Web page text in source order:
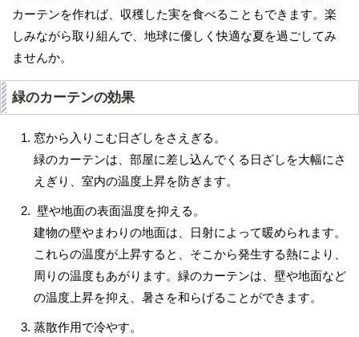
カーテンを作れば、収穫した実を食べることもできます。楽
しみながら取り組んで、地球に優しく快適な夏を過ごしてみ
ませんか。
緑のカーテンの効果
窓から入りこむ日ざしをさえぎる。
緑のカーテンは、部屋に差し込んでくる日ざしを大幅にさ
えぎり、室内の温度上昇を防ぎます。
壁や地面の表面温度を抑える。
建物の壁やまわりの地面は、日射によって暖められます。
これらの温度が上昇すると、そこから発生する熱により、
周りの温度もあがります。緑のカーテンは、壁や地面など
の温度上昇を抑え、暑さを和らげることができます。
蒸散作用で冷やす。